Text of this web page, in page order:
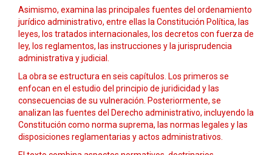
Asimismo, examina las principales fuentes del ordenamiento
jurídico administrativo, entre ellas la Constitución Política, las
leyes, los tratados internacionales, los decretos con fuerza de
ley, los reglamentos, las instrucciones y la jurisprudencia
administrativa y judicial.
La obra se estructura en seis capítulos. Los primeros se
enfocan en el estudio del principio de juridicidad y las
consecuencias de su vulneración. Posteriormente, se
analizan las fuentes del Derecho administrativo, incluyendo la
Constitución como norma suprema, las normas legales y las
disposiciones reglamentarias y actos administrativos.